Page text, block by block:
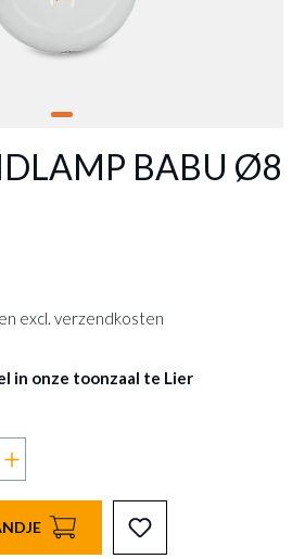
BABU Ø8
excl. verzendkosten
in onze toonzaal te Lier